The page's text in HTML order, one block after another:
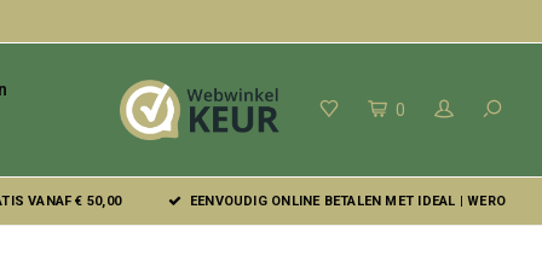
0
VANAF € 50,00 EENVOUDIG ONLINE BETALEN MET IDEAL | WERO